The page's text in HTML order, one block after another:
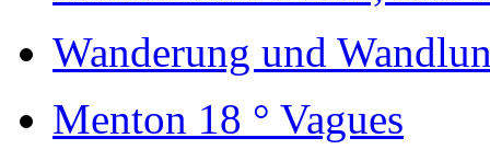
Wanderung und
Menton 18 ° Vagues